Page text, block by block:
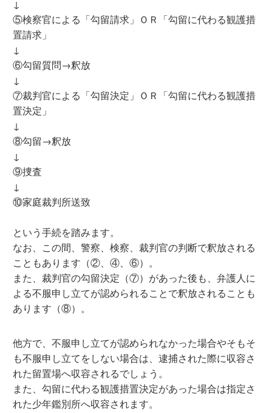
↓
⑤検察官による「勾留請求」ＯＲ「勾留に代わる観護措
置請求」
↓
⑥勾留質問→釈放
↓
⑦裁判官による「勾留決定」ＯＲ「勾留に代わる観護措
置決定」
↓
⑧勾留→釈放
↓
⑨捜査
↓
⑩家庭裁判所送致
という手続を踏みます。
なお、この間、警察、検察、裁判官の判断で釈放される
こともあります（②、④、⑥）。
また、裁判官の勾留決定（⑦）があった後も、弁護人に
よる不服申し立てが認められることで釈放されることも
あります（⑧）。
他方で、不服申し立てが認められなかった場合やそもそ
も不服申し立てをしない場合は、逮捕された際に収容さ
れた留置場へ収容されるでしょう。
また、勾留に代わる観護措置決定があった場合は指定さ
れた少年鑑別所へ収容されます。